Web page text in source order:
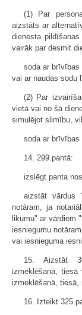
(1) Par
aizstāts ar
dienesta
vairāk par desmit
soda ar brīvības
vai ar naudas sodu
(2) Par
vietā vai no šā
simulējot slimību,
soda ar brīvības
14. 299.pantā:
izslēgt panta
aizstāt vārdus
notāram, ja
likumu" ar vārdiem
iesniegumu
vai iesnieguma
15. Aizstāt
izmeklēšanā, tiesā
izmeklēšanā, tiesā,
16. Izteikt